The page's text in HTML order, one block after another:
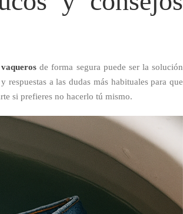
de forma segura puede ser la solución
a las dudas más habituales para que
si prefieres no hacerlo tú mismo.